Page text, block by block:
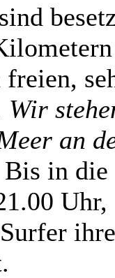
Wir
an
Bis in die
Uhr,